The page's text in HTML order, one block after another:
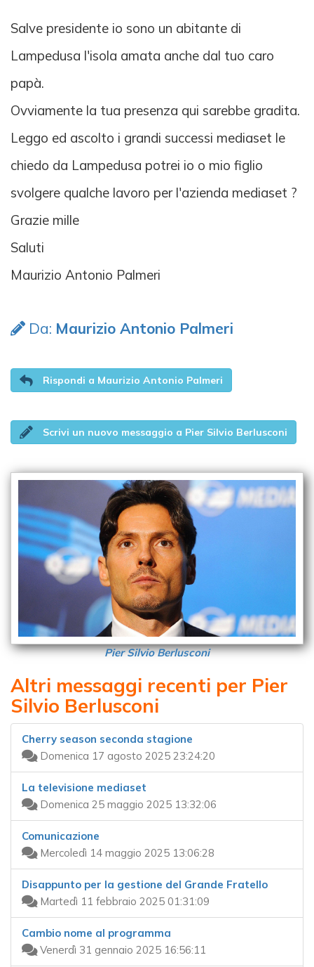
Salve presidente io sono un abitante di
Lampedusa l'isola amata anche dal tuo caro
papà.
Ovviamente la tua presenza qui sarebbe gradita.
Leggo ed ascolto i grandi successi mediaset le
chiedo da Lampedusa potrei io o mio figlio
svolgere qualche lavoro per l'azienda mediaset ?
Grazie mille
Saluti
Maurizio Antonio Palmeri
Da: Maurizio Antonio Palmeri
Rispondi a Maurizio Antonio Palmeri
Scrivi un nuovo messaggio a Pier Silvio Berlusconi
Pier Silvio Berlusconi
Altri messaggi recenti per Pier
Silvio Berlusconi
Cherry season seconda stagione
Domenica 17 agosto 2025 23:24:20
La televisione mediaset
Domenica 25 maggio 2025 13:32:06
Comunicazione
Mercoledì 14 maggio 2025 13:06:28
Disappunto per la gestione del Grande Fratello
Martedì 11 febbraio 2025 01:31:09
Cambio nome al programma
Venerdì 31 gennaio 2025 16:56:11